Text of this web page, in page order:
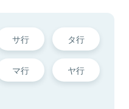
サ行 タ行
マ行 ヤ行